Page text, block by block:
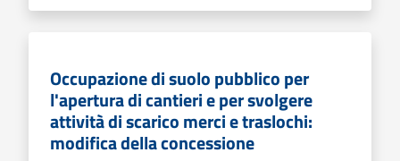
Occupazione di suolo pubblico per
l'apertura di cantieri e per svolgere
attività di scarico merci e traslochi:
modifica della concessione